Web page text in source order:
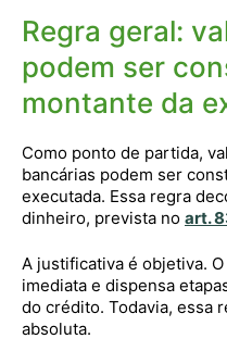
Regra geral:
podem ser
montante da
Como ponto de partida,
bancárias podem ser
executada. Essa regra
dinheiro, prevista no art.
A justificativa é objetiva.
imediata e dispensa
do crédito. Todavia, essa
absoluta.